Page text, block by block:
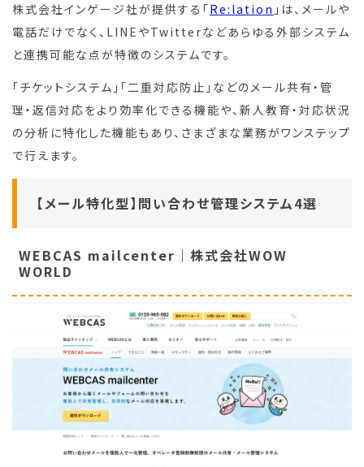
株式会社インゲージ社が提供する「Re:lation 」は、メールや
電話だけでなく、LINEやTwitterなどあらゆる外部システム
と連携可能な点が特徴のシステムです。
「チケットシステム」「二重対応防止」などのメール共有・管
理・返信対応をより効率化できる機能や、新人教育・対応状況
の分析に特化した機能もあり、さまざまな業務がワンステップ
で行えます。
【メール特化型】問い合わせ管理システム4選
WEBCAS mailcenter｜株式会社WOW
WORLD